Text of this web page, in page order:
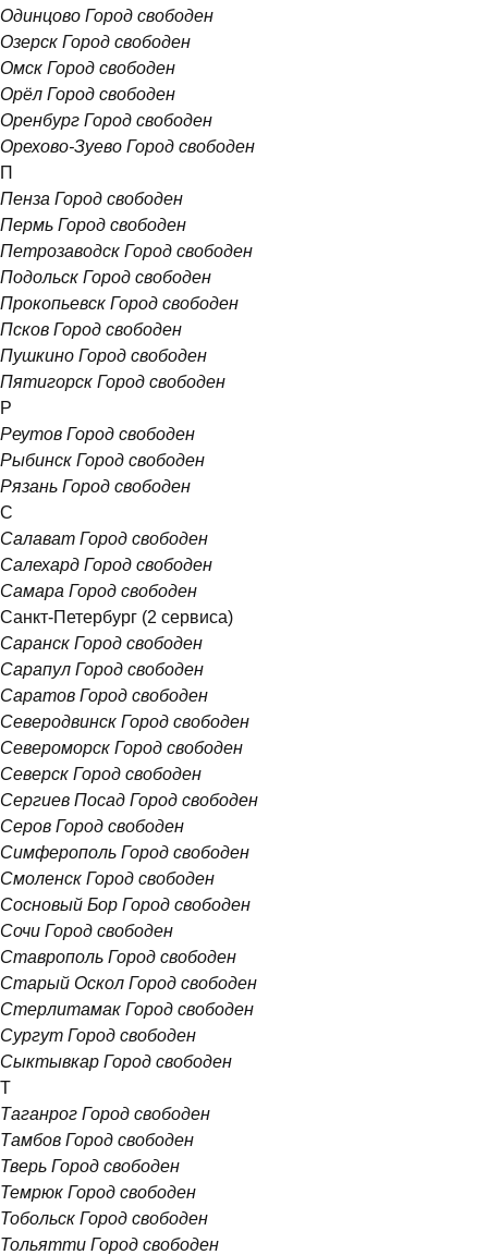
Одинцово Город свободен
Озерск Город свободен
Омск Город свободен
Орёл Город свободен
Оренбург Город свободен
Орехово-Зуево Город свободен
П
Пенза Город свободен
Пермь Город свободен
Петрозаводск Город свободен
Подольск Город свободен
Прокопьевск Город свободен
Псков Город свободен
Пушкино Город свободен
Пятигорск Город свободен
Р
Реутов Город свободен
Рыбинск Город свободен
Рязань Город свободен
С
Салават Город свободен
Салехард Город свободен
Самара Город свободен
Санкт-Петербург (2 сервиса)
Саранск Город свободен
Сарапул Город свободен
Саратов Город свободен
Северодвинск Город свободен
Североморск Город свободен
Северск Город свободен
Сергиев Посад Город свободен
Серов Город свободен
Симферополь Город свободен
Смоленск Город свободен
Сосновый Бор Город свободен
Сочи Город свободен
Ставрополь Город свободен
Старый Оскол Город свободен
Стерлитамак Город свободен
Сургут Город свободен
Сыктывкар Город свободен
Т
Таганрог Город свободен
Тамбов Город свободен
Тверь Город свободен
Темрюк Город свободен
Тобольск Город свободен
Тольятти Город свободен